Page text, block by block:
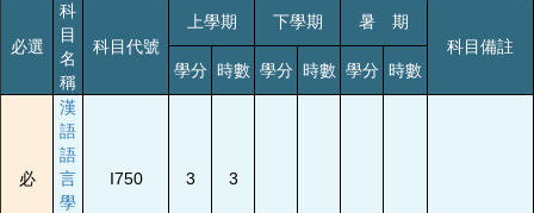
必選
科
目
名
稱
科目代號
上學期 下學期
暑 期
科目備註
學分 時數 學分 時數 學分 時數
必
漢
語
語
言
學
I750 3 3